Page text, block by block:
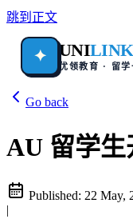
跳到正文
✦ UNILINK
优领教育 · 留
Go back
AU 留学生
Published: 22 May,
|